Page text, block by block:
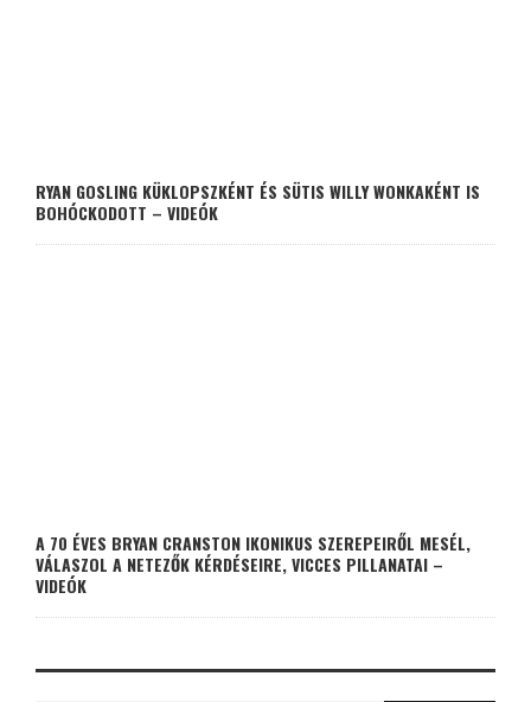
RYAN GOSLING KÜKLOPSZKÉNT ÉS SÜTIS WILLY WONKAKÉNT IS
BOHÓCKODOTT – VIDEÓK
A 70 ÉVES BRYAN CRANSTON IKONIKUS SZEREPEIRŐL MESÉL,
VÁLASZOL A NETEZŐK KÉRDÉSEIRE, VICCES PILLANATAI –
VIDEÓK